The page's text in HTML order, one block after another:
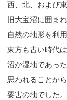
西、北、および
旧大宝沼に囲ま
自然の地形を利
東方も古い時代は
沼か湿地であっ
思われることか
要害の地でした。